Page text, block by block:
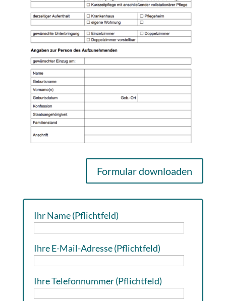
Formular downloaden
Ihr Name (Pflichtfeld)
Ihre E-Mail-Adresse (Pflichtfeld)
Ihre Telefonnummer (Pflichtfeld)